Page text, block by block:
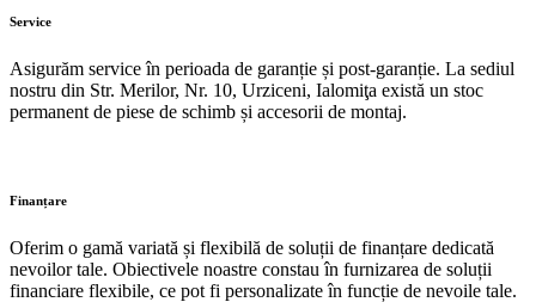
Service
Asigurăm service în perioada de garanție și post-garanție. La sediul
nostru din Str. Merilor, Nr. 10, Urziceni, Ialomiţa există un stoc
permanent de piese de schimb și accesorii de montaj.
Finanțare
Oferim o gamă variată și flexibilă de soluții de finanțare dedicată
nevoilor tale. Obiectivele noastre constau în furnizarea de soluții
financiare flexibile, ce pot fi personalizate în funcție de nevoile tale.